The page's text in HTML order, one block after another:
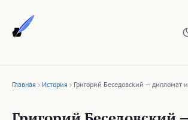
содержимому
Главная История Григорий Беседовский — дипломат